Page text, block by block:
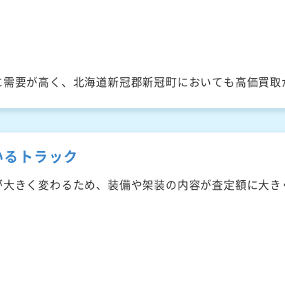
要が高く、北海道新冠郡新冠町においても高価買取
トラック
きく変わるため、装備や架装の内容が査定額に大き